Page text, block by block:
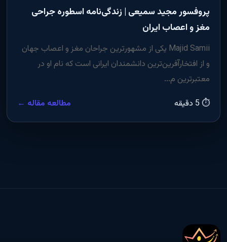
پروفسور مجید سمیعی | زندگی‌نامه اسطوره جراحی
مغز و اعصاب ایران
Majid Samii یکی از مشهورترین جراحان مغز و اعصاب جهان
و از افتخارآفرین‌ترین دانشمندان ایرانی است که نام او در
معتبرترین م...
⏱ 5 دقیقه
مطالعه مقاله ←